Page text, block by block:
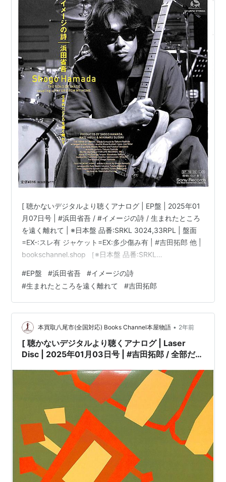
ット=EX:多少傷み有 | #吉田拓郎 他 |
[ 聴かないデジタルより聴くアナログ | EP盤 | 2025年01
月07日号 | #浜田省吾 / #イメージの詩 / 生まれたところ
を遠く離れて | ※日本盤 品番:SRKL 3024,33RPL | 盤面
=EX-:スレ有 ジャケット=EX:多少傷み有 | #吉田拓郎 他 |
bookschannel.shop ［※日本盤 品番:SRKL
=EX:多少傷み有|二ヶ所、小さい凹みキズ有］［※ビニー
ル外袋 保護袋を新品交換して配送致します］［店舗併売
の為、時間差で売切れの場合がございます。何卒ご了承
の上ご注文をお願い申し上げます］ […
#EP盤 #浜田省吾 #イメージの詩
#生まれたところを遠く離れて #吉田拓郎
本買取八尾市(全国対応) Books Channel本屋物語 • 2年前
[ 聴かないデジタルより聴くアナログ | Laser
Disc | 2025年01月03日号 | #吉田拓郎 / 全部だき
(Laser Disc) | #こころのボーナス #イメージの詩